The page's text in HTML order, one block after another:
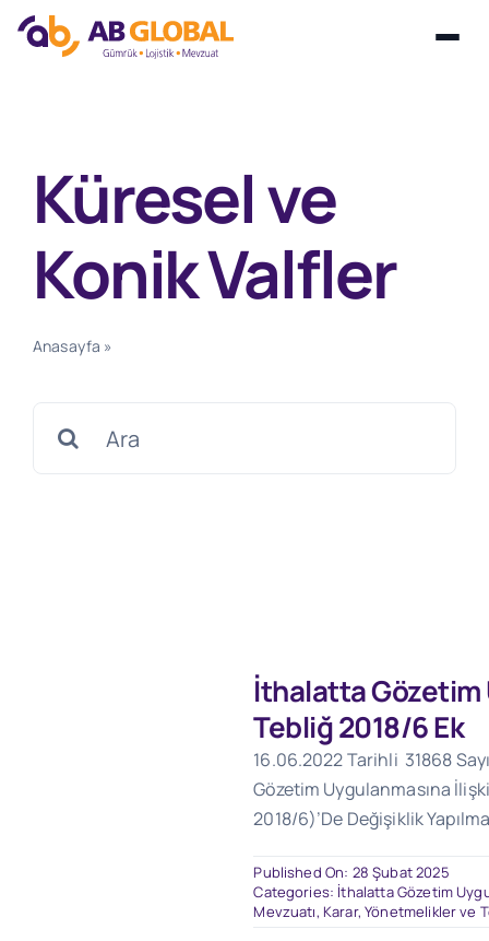
Küresel ve
Konik Valfler
Anasayfa »
İthalatta Gözetim
Tebliğ 2018/6 Ek
16.06.2022 Tarihli 31868
Gözetim Uygulanmasına
2018/6)’De Değişiklik
Published On: 28 Şubat 2025
Categories: İthalatta Gözetim
Mevzuatı, Karar, Yönetmelikler ve